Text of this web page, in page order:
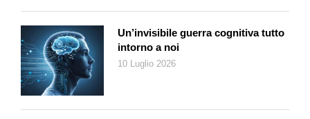
Un’invisibile guerra cognitiva tutto
intorno a noi
10 Luglio 2026